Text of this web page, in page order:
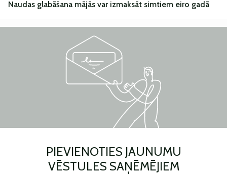
Naudas glabāšana mājās var izmaksāt simtiem eiro gadā
PIEVIENOTIES JAUNUMU
VĒSTULES SAŅĒMĒJIEM